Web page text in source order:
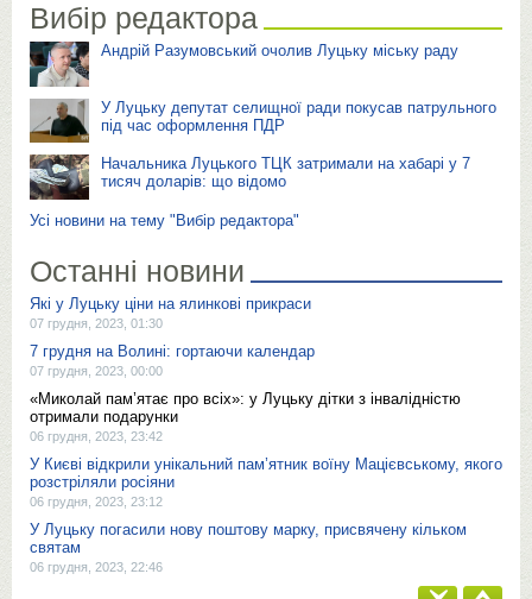
Вибір редактора
Андрій Разумовський очолив Луцьку міську раду
У Луцьку депутат селищної ради покусав патрульного
під час оформлення ПДР
Начальника Луцького ТЦК затримали на хабарі у 7
тисяч доларів: що відомо
Усі новини на тему "Вибір редактора"
Останні новини
Які у Луцьку ціни на ялинкові прикраси
07 грудня, 2023, 01:30
7 грудня на Волині: гортаючи календар
07 грудня, 2023, 00:00
«Миколай пам’ятає про всіх»: у Луцьку дітки з інвалідністю
отримали подарунки
06 грудня, 2023, 23:42
У Києві відкрили унікальний пам’ятник воїну Мацієвському, якого
розстріляли росіяни
06 грудня, 2023, 23:12
У Луцьку погасили нову поштову марку, присвячену кільком
святам
06 грудня, 2023, 22:46